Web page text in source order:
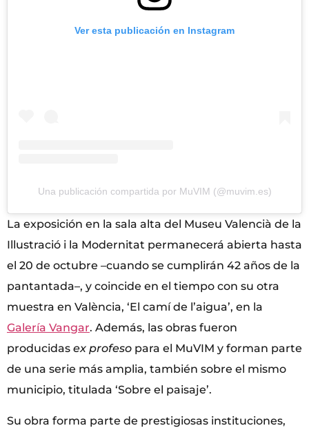
Ver esta publicación en Instagram
Una publicación compartida por MuVIM (@muvim.es)
La exposición en la sala alta del Museu Valencià de la
Illustració i la Modernitat permanecerá abierta hasta
el 20 de octubre –cuando se cumplirán 42 años de la
pantantada–, y coincide en el tiempo con su otra
muestra en València, ‘El camí de l’aigua’, en la
Galería Vangar. Además, las obras fueron
producidas ex profeso para el MuVIM y forman parte
de una serie más amplia, también sobre el mismo
municipio, titulada ‘Sobre el paisaje’.
Su obra forma parte de prestigiosas instituciones,